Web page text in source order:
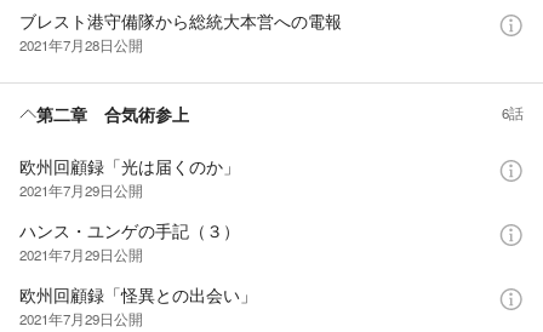
ブレスト港守備隊から総統大本営への電報
2021年7月28日公開
第二章 合気術参上 6話
欧州回顧録「光は届くのか」
2021年7月29日公開
ハンス・ユンゲの手記（３）
2021年7月29日公開
欧州回顧録「怪異との出会い」
2021年7月29日公開